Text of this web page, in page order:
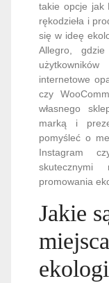
takie opcje jak
rękodzieła i
się w ideę
Allegro,
internetowe
czy
własnego
marką i
pomyśleć o
Instagram
skutecznymi
promowania
Jakie